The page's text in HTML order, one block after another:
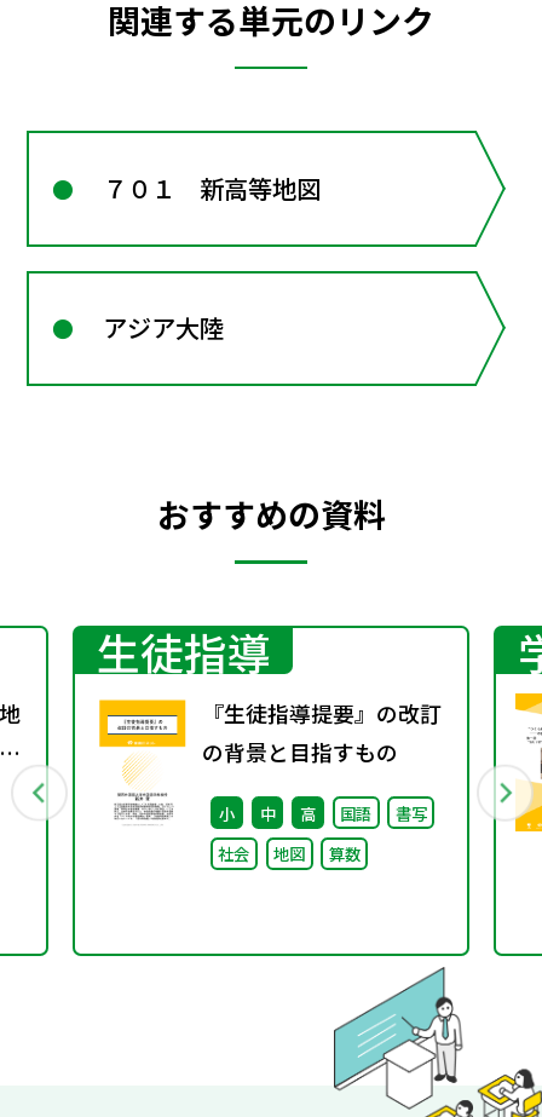
関連する単元のリンク
７０１ 新高等地図
アジア大陸
おすすめの資料
生徒指導
『生徒指導提要』の改訂
の背景と目指すもの
小 中 高 国語
書写
社会
地図 算数